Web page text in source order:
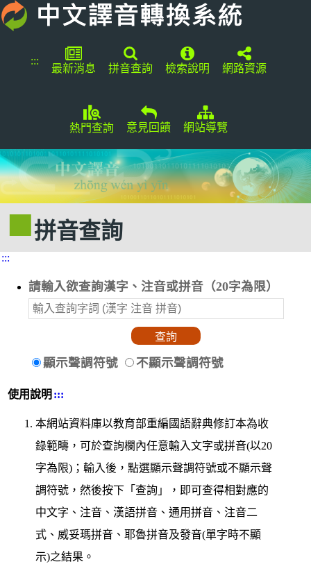
:::
最新消息 拼音查詢 檢索說明 網路資源
熱門查詢 意見回饋 網站導覽
拼音查詢
:::
請輸入欲查詢漢字、注音或拼音（20字為限）
顯示聲調符號 不顯示聲調符號
使用說明 :::
本網站資料庫以教育部重編國語辭典修訂本為收
錄範疇，可於查詢欄內任意輸入文字或拼音(以20
字為限)；輸入後，點選顯示聲調符號或不顯示聲
調符號，然後按下「查詢」，即可查得相對應的
中文字、注音、漢語拼音、通用拼音、注音二
式、威妥瑪拼音、耶魯拼音及發音(單字時不顯
示)之結果。